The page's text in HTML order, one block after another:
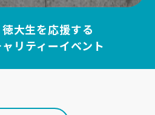
徳大生を応援する
リティーイベント